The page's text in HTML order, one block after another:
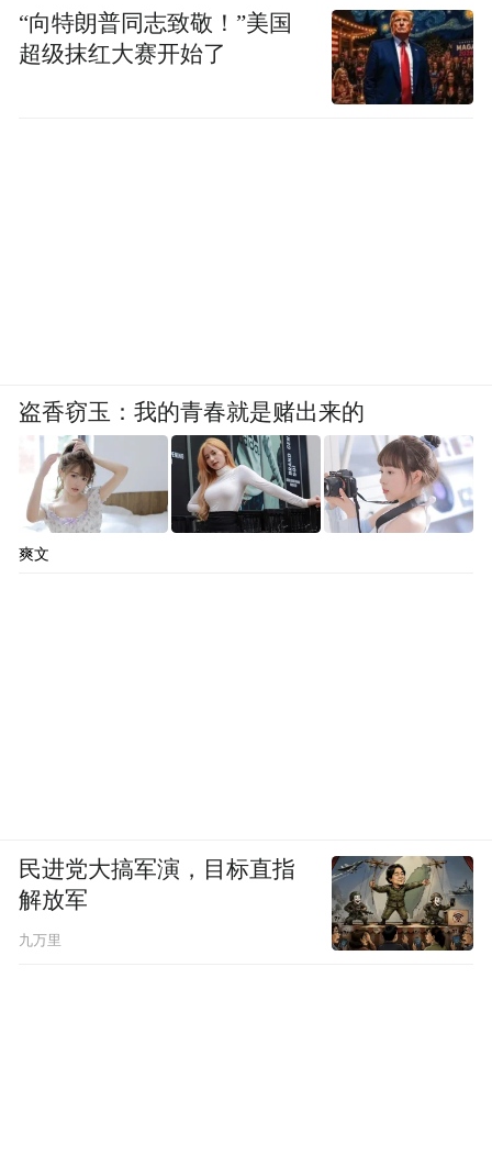
“向特朗普同志致敬！”美国
超级抹红大赛开始了
盗香窃玉：我的青春就是赌出来的
爽文
民进党大搞军演，目标直指
解放军
九万里